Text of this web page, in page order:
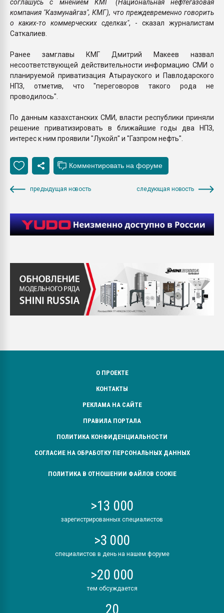
соглашусь с мнением КМГ (Национальная нефтегазовая
компания "Казмунайгаз", КМГ), что преждевременно говорить
о каких-то коммерческих сделках", - сказал журналистам
Саткалиев.
Ранее замглавы КМГ Дмитрий Макеев назвал
несоответствующей действительности информацию СМИ о
планируемой приватизация Атырауского и Павлодарского
НПЗ, отметив, что "переговоров такого рода не
проводилось".
По данным казахстанских СМИ, власти республики приняли
решение приватизировать в ближайшие годы два НПЗ,
интерес к ним проявили "Лукойл" и "Газпром нефть".
предыдущая новость следующая новость
О ПРОЕКТЕ
КОНТАКТЫ
РЕКЛАМА НА САЙТЕ
ПРАВИЛА ПОРТАЛА
ПОЛИТИКА КОНФИДЕНЦИАЛЬНОСТИ
СОГЛАСИЕ НА ОБРАБОТКУ ПЕРСОНАЛЬНЫХ ДАННЫХ
ПОЛИТИКА В ОТНОШЕНИИ ФАЙЛОВ COOKIE
>13 000
зарегистрированных специалистов
>3 000
специалистов в день на нашем форуме
>20 000
тем обсуждается
20